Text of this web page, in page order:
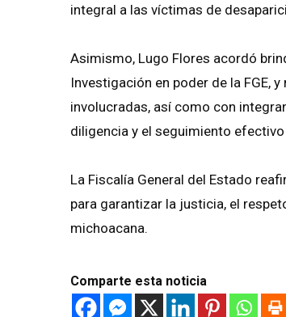
integral a las víctimas de
Asimismo, Lugo Flores acordó
Investigación en poder de la FGE,
involucradas, así como con
diligencia y el seguimiento
La Fiscalía General del Estado
para garantizar la justicia, el
michoacana.
Comparte esta noticia